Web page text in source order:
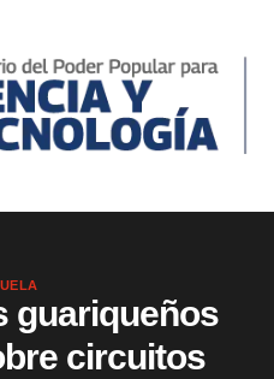
guariqueños
circuitos